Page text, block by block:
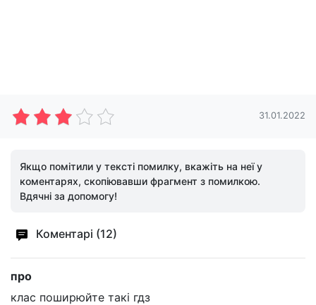
31.01.2022
Якщо помітили у тексті помилку, вкажіть на неї у
коментарях, скопіювавши фрагмент з помилкою.
Вдячні за допомогу!
Коментарі (12)
про
клас поширюйте такі гдз